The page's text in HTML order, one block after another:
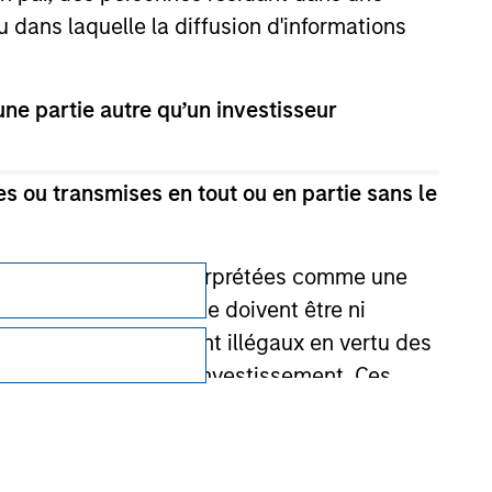
dans laquelle la diffusion d'informations
partie autre qu’un investisseur
ou transmises en tout ou en partie sans le
publicité ou interprétées comme une
d’investissement ne doivent être ni
ou vente seraient illégaux en vertu des
en lien avec l'investissement. Ces